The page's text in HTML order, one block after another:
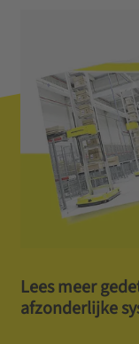
Lees meer
afzonderlijke